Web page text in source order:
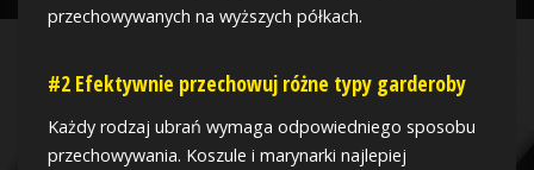
przechowywanych na wyższych półkach.
#2 Efektywnie przechowuj różne typy garderoby
Każdy rodzaj ubrań wymaga odpowiedniego sposobu
przechowywania. Koszule i marynarki najlepiej